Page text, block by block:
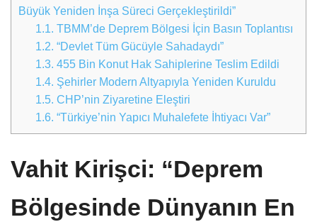
Youtube
Büyük Yeniden İnşa Süreci Gerçekleştirildi”
1.1. TBMM’de Deprem Bölgesi İçin Basın Toplantısı
1.2. “Devlet Tüm Gücüyle Sahadaydı”
1.3. 455 Bin Konut Hak Sahiplerine Teslim Edildi
1.4. Şehirler Modern Altyapıyla Yeniden Kuruldu
1.5. CHP’nin Ziyaretine Eleştiri
1.6. “Türkiye’nin Yapıcı Muhalefete İhtiyacı Var”
Vahit Kirişci: “Deprem
Bölgesinde Dünyanın En